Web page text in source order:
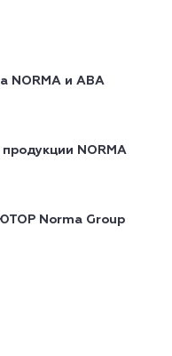
NORMA и ABA
NORMA
Norma Group